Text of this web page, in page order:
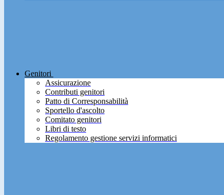
Genitori
Assicurazione
Contributi genitori
Patto di Corresponsabilità
Sportello d'ascolto
Comitato genitori
Libri di testo
Regolamento gestione servizi informatici